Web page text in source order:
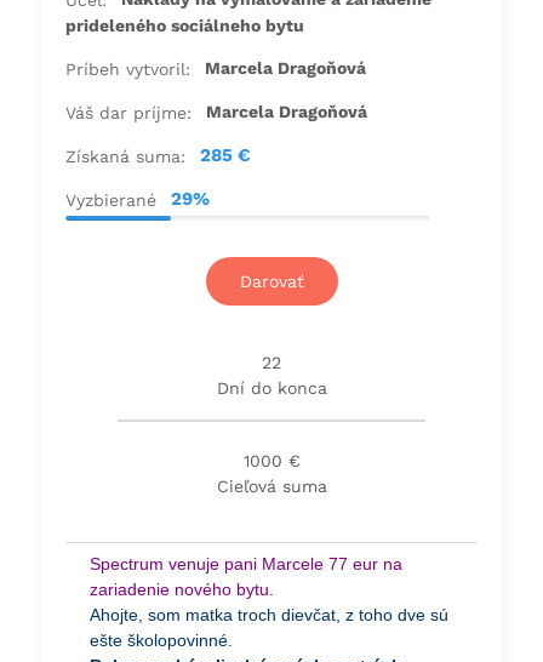
prideleného sociálneho bytu
Príbeh vytvoril: Marcela Dragoňová
Váš dar príjme: Marcela Dragoňová
Získaná suma: 285 €
Vyzbierané 29%
Darovať
22
Dní do konca
1000 €
Cieľová suma
Spectrum venuje pani Marcele 77 eur na
zariadenie nového bytu.
Ahojte, som matka troch dievčat, z toho dve sú
ešte školopovinné.